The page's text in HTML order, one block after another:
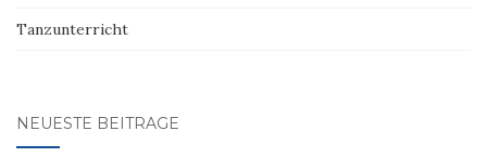
Tanzunterricht
NEUESTE BEITRÄGE